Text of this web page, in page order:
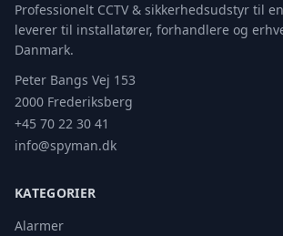
Professionelt CCTV & sikkerhedsudstyr til
leverer til installatører, forhandlere og
Danmark.
Peter Bangs Vej 153
2000 Frederiksberg
+45 70 22 30 41
info@spyman.dk
KATEGORIER
Alarmer